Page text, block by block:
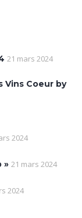
21 mars 2024
Vins Coeur by
2024
» 21 mars 2024
2024